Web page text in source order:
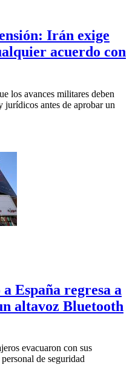
Irán exige
acuerdo con
los avances militares deben
antes de aprobar un
España regresa a
altavoz Bluetooth
evacuaron con sus
de seguridad